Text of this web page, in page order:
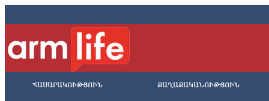
ՀԱՍԱՐԱԿՈՒԹՅՈՒՆ ՔԱՂԱՔԱԿԱՆՈՒԹՅՈՒՆ